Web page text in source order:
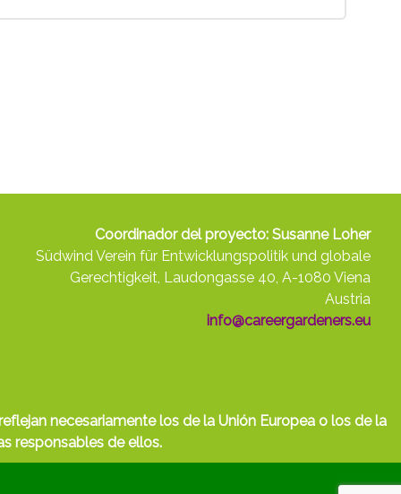
Coordinador del proyecto: Susanne Loher
Südwind Verein für Entwicklungspolitik und globale
Gerechtigkeit, Laudongasse 40, A-1080 Viena
Austria
info@careergardeners.eu
necesariamente los de la Unión Europea o los de la
responsables de ellos.